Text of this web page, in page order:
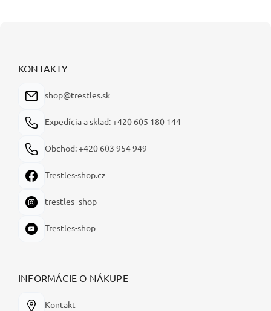
KONTAKTY
shop@trestles.sk
Expedícia a sklad: +420 605 180 144
Obchod: +420 603 954 949
Trestles-shop.cz
trestles_shop
Trestles-shop
INFORMÁCIE O NÁKUPE
Kontakt